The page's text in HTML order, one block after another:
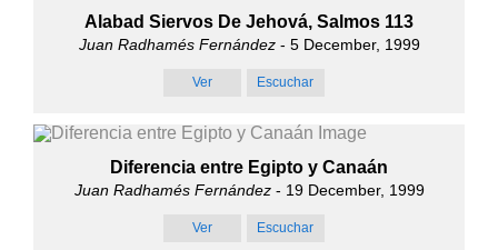
Alabad Siervos De Jehová, Salmos 113
Juan Radhamés Fernández- 5 December, 1999
Ver Escuchar
Diferencia entre Egipto y Canaán
Juan Radhamés Fernández- 19 December, 1999
Ver Escuchar